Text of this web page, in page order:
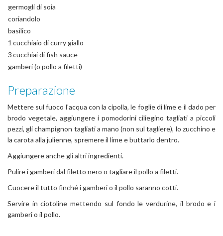
germogli di soia
coriandolo
basilico
1 cucchiaio di curry giallo
3cucchiai di fish sauce
gamberi (o pollo a filetti)
Preparazione
Mettere sul fuoco l'acqua con la cipolla, le foglie di lime e il dado per
brodo vegetale, aggiungere i pomodorini ciliegino tagliati a piccoli
pezzi, gli champignon tagliati a mano (non sul tagliere), lo zucchino e
la carota alla julienne, spremere il lime e buttarlo dentro.
Aggiungere anche gli altri ingredienti.
Pulire i gamberi dal filetto nero o tagliare il pollo a filetti.
Cuocere il tutto finché i gamberi o il pollo saranno cotti.
Servire in ciotoline mettendo sul fondo le verdurine, il brodo e i
gamberi o il pollo.